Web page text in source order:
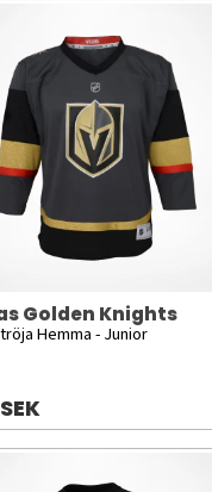
Golden Knights
Hemma - Junior